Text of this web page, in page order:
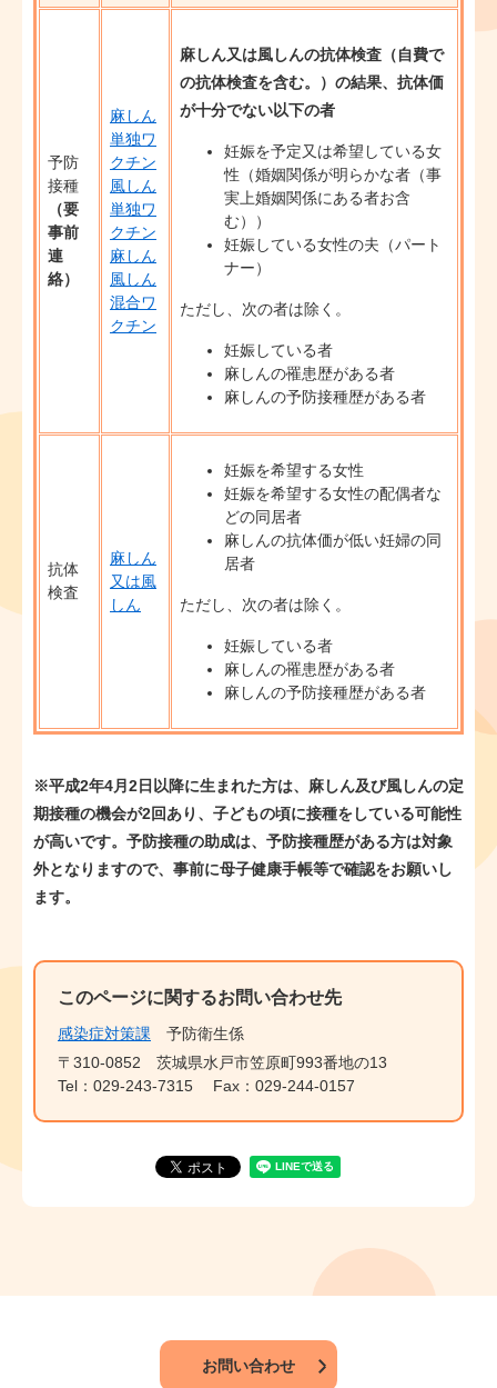
予防
接種
（要
事前
連
絡）
麻しん
単独ワ
クチン
風しん
単独ワ
クチン
麻しん
風しん
混合ワ
クチン
麻しん又は風しんの抗体検査（自費で
の抗体検査を含む。）の結果、抗体価
が十分でない以下の者
妊娠を予定又は希望している女
性（婚姻関係が明らかな者（事
実上婚姻関係にある者お含
む））
妊娠している女性の夫（パート
ナー）
ただし、次の者は除く。
妊娠している者
麻しんの罹患歴がある者
麻しんの予防接種歴がある者
抗体
検査
麻しん
又は風
しん
​妊娠を希望する女性
妊娠を希望する女性の配偶者な
どの同居者
麻しんの抗体価が低い妊婦の同
居者
ただし、次の者は除く。
妊娠している者
麻しんの罹患歴がある者
麻しんの予防接種歴がある者
※平成2年4月2日以降に生まれた方は、麻しん及び風しんの定
期接種の機会が2回あり、子どもの頃に接種をしている可能性
が高いです。予防接種の助成は、予防接種歴がある方は対象
外となりますので、事前に母子健康手帳等で確認をお願いし
ます。
このページに関するお問い合わせ先
感染症対策課
予防衛生係
〒310-0852
茨城県水戸市笠原町993番地の13
Tel：029-243-7315
Fax：029-244-0157
お問い合わせ